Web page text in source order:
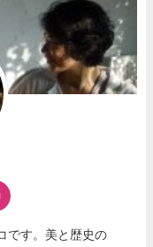
です。美と歴史の